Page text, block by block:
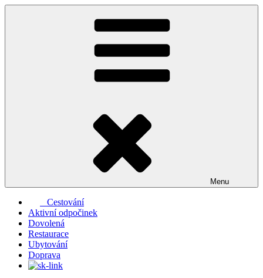
Přejít
Menu
Cestování
Aktivní odpočinek
Dovolená
Restaurace
Ubytování
Doprava